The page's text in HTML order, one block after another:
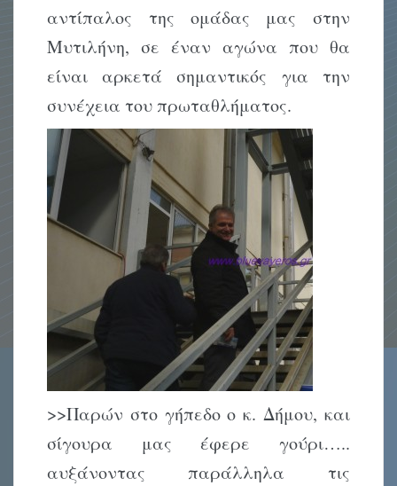
αντίπαλος της ομάδας μας στην
Μυτιλήνη, σε έναν αγώνα που θα
είναι αρκετά σημαντικός για την
συνέχεια του πρωταθλήματος.
>>Παρών στο γήπεδο ο κ. Δήμου, και
σίγουρα μας έφερε γούρι…..
αυξάνοντας παράλληλα τις